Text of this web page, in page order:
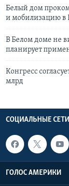
Белый дом
и мобилизацию в
В Белом доме не
планирует
Конгресс
млрд
СОЦИАЛЬНЫЕ СЕТИ
ГОЛОС АМЕРИКИ